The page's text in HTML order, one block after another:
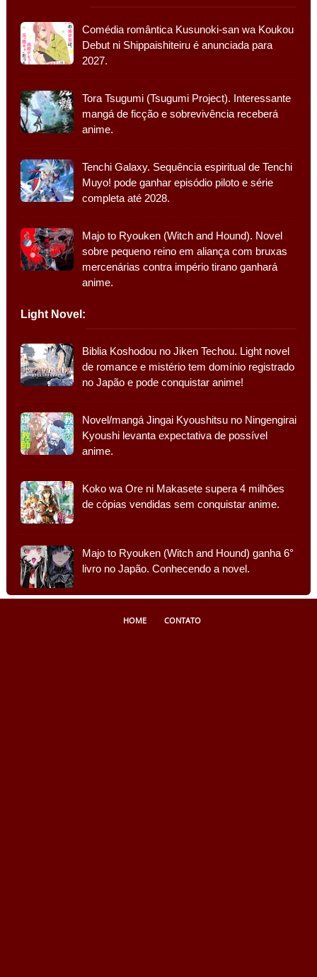
Comédia romântica Kusunoki-san wa Koukou
Debut ni Shippaishiteiru é anunciada para
2027.
Tora Tsugumi (Tsugumi Project). Interessante
mangá de ficção e sobrevivência receberá
anime.
Tenchi Galaxy. Sequência espiritual de Tenchi
Muyo! pode ganhar episódio piloto e série
completa até 2028.
Majo to Ryouken (Witch and Hound). Novel
sobre pequeno reino em aliança com bruxas
mercenárias contra império tirano ganhará
anime.
Light Novel:
Biblia Koshodou no Jiken Techou. Light novel
de romance e mistério tem domínio registrado
no Japão e pode conquistar anime!
Novel/mangá Jingai Kyoushitsu no Ningengirai
Kyoushi levanta expectativa de possível
anime.
Koko wa Ore ni Makasete supera 4 milhões
de cópias vendidas sem conquistar anime.
Majo to Ryouken (Witch and Hound) ganha 6°
livro no Japão. Conhecendo a novel.
HOME CONTATO